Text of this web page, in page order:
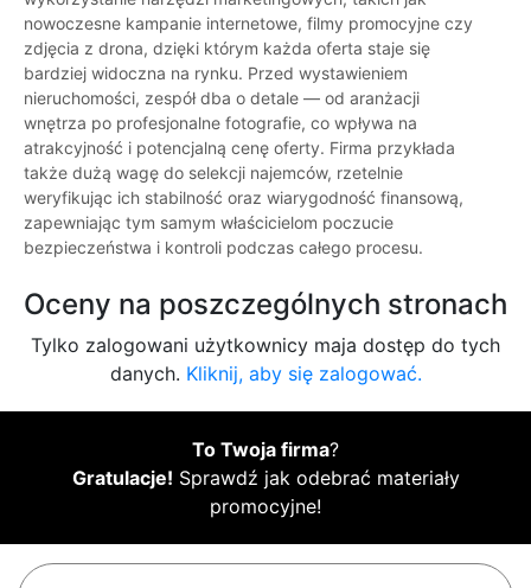
nowoczesne kampanie internetowe, filmy promocyjne czy
zdjęcia z drona, dzięki którym każda oferta staje się
bardziej widoczna na rynku. Przed wystawieniem
nieruchomości, zespół dba o detale — od aranżacji
wnętrza po profesjonalne fotografie, co wpływa na
atrakcyjność i potencjalną cenę oferty. Firma przykłada
także dużą wagę do selekcji najemców, rzetelnie
weryfikując ich stabilność oraz wiarygodność finansową,
zapewniając tym samym właścicielom poczucie
bezpieczeństwa i kontroli podczas całego procesu.
Oceny na poszczególnych stronach
Tylko zalogowani użytkownicy maja dostęp do tych
danych. Kliknij, aby się zalogować.
To Twoja firma?
Gratulacje! Sprawdź jak odebrać materiały
promocyjne!